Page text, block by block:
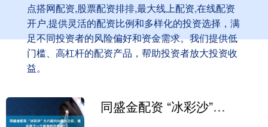
点搭网配资,股票配资排排,最大线上配资,在线配资
开户,提供灵活的配资比例和多样化的投资选择，满
足不同投资者的风险偏好和资金需求。我们提供低
门槛、高杠杆的配资产品，帮助投资者放大投资收
益。
同盛金配资 “冰彩沙”大六座SUV爆火之后，谁会是下一个蓝海的开创者?